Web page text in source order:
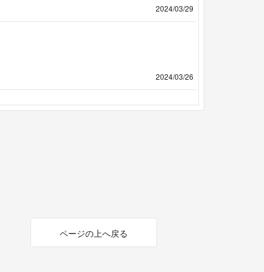
2024/03/29
2024/03/26
ページの上へ戻る